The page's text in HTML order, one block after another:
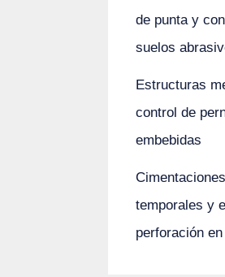
de punta y
suelos
Estructuras
control de
embebidas
temporales y
perforación